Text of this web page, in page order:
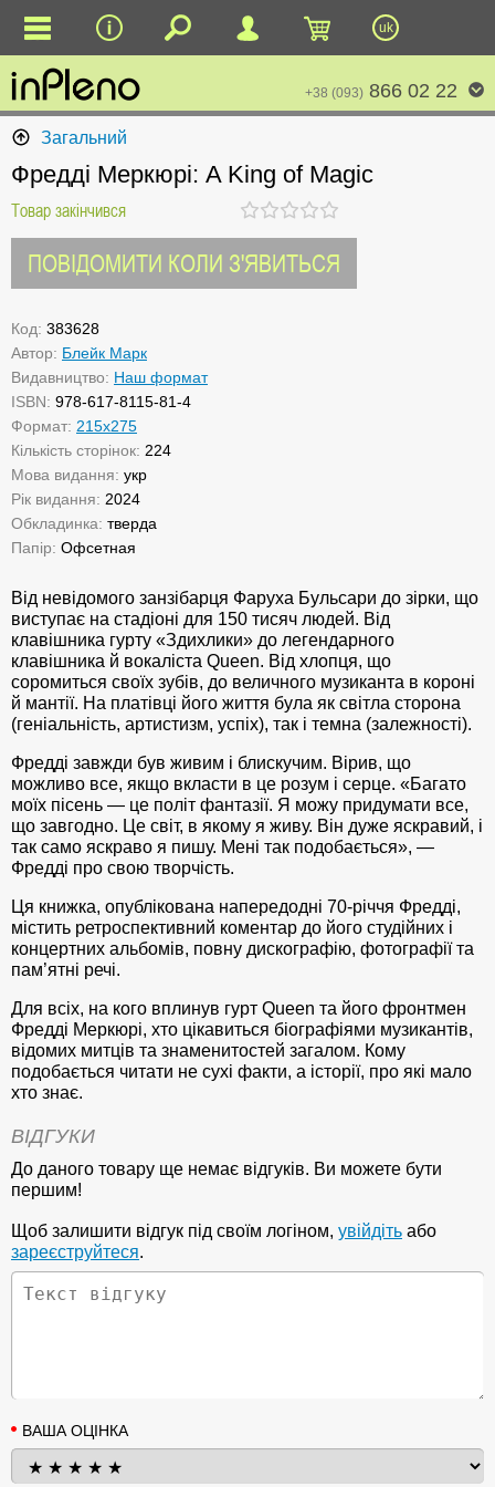
uk
+38 (093) 866 02 22
Загальний
Фредді Меркюрі: A King of Magic
Товар закінчився
ПОВІДОМИТИ КОЛИ З'ЯВИТЬСЯ
Код: 383628
Автор: Блейк Марк
Видавництво: Наш формат
ISBN: 978-617-8115-81-4
Формат: 215x275
Кількість сторінок: 224
Мова видання: укр
Рік видання: 2024
Обкладинка: тверда
Папір: Офсетная
Від невідомого занзібарця Фаруха Бульсари до зірки, що
виступає на стадіоні для 150 тисяч людей. Від
клавішника гурту «Здихлики» до легендарного
клавішника й вокаліста Queen. Від хлопця, що
соромиться своїх зубів, до величного музиканта в короні
й мантії. На платівці його життя була як світла сторона
(геніальність, артистизм, успіх), так і темна (залежності).
Фредді завжди був живим і блискучим. Вірив, що
можливо все, якщо вкласти в це розум і серце. «Багато
моїх пісень — це політ фантазії. Я можу придумати все,
що завгодно. Це світ, в якому я живу. Він дуже яскравий, і
так само яскраво я пишу. Мені так подобається», —
Фредді про свою творчість.
Ця книжка, опублікована напередодні 70-річчя Фредді,
містить ретроспективний коментар до його студійних і
концертних альбомів, повну дискографію, фотографії та
пам’ятні речі.
Для всіх, на кого вплинув гурт Queen та його фронтмен
Фредді Меркюрі, хто цікавиться біографіями музикантів,
відомих митців та знаменитостей загалом. Кому
подобається читати не сухі факти, а історії, про які мало
хто знає.
ВІДГУКИ
До даного товару ще немає відгуків. Ви можете бути
першим!
Щоб залишити відгук під своїм логіном, увійдіть або
зареєструйтеся.
ВАША ОЦІНКА